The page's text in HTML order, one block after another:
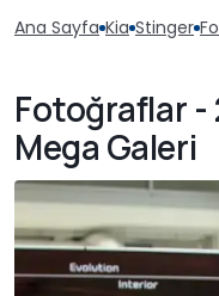
Ana Sayfa Kia Stinger
Fotoğraflar -
Mega Galeri